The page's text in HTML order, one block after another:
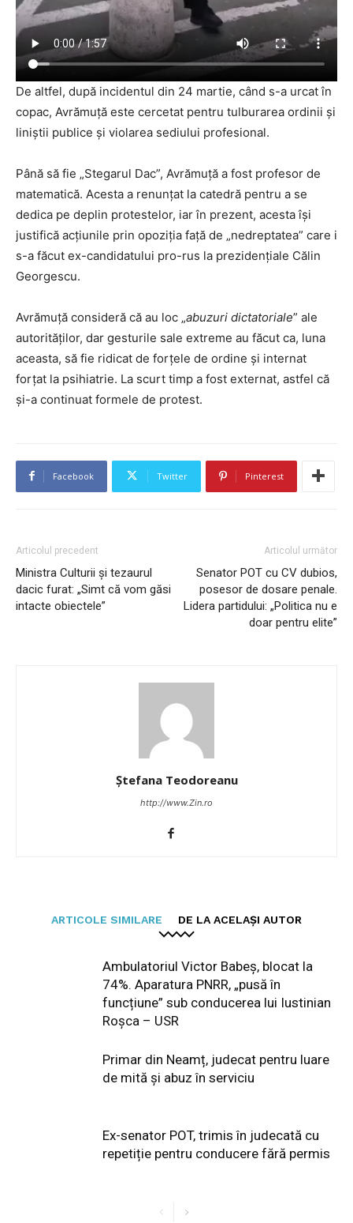
De altfel, după incidentul din 24 martie, când s-a urcat în
copac, Avrămuță este cercetat pentru tulburarea ordinii și
liniștii publice și violarea sediului profesional.
Până să fie „Stegarul Dac”, Avrămuță a fost profesor de
matematică. Acesta a renunțat la catedră pentru a se
dedica pe deplin protestelor, iar în prezent, acesta își
justifică acțiunile prin opoziția față de „nedreptatea” care i
s-a făcut ex-candidatului pro-rus la prezidențiale Călin
Georgescu.
Avrămuță consideră că au loc „abuzuri dictatoriale” ale
autorităților, dar gesturile sale extreme au făcut ca, luna
aceasta, să fie ridicat de forțele de ordine și internat
forțat la psihiatrie. La scurt timp a fost externat, astfel că
și-a continuat formele de protest.
Facebook Twitter Pinterest
Articolul precedent
Ministra Culturii și tezaurul
dacic furat: „Simt că vom găsi
intacte obiectele”
Articolul următor
Senator POT cu CV dubios,
posesor de dosare penale.
Lidera partidului: „Politica nu e
doar pentru elite”
Ștefana Teodoreanu
http://www.Zin.ro
ARTICOLE SIMILARE DE LA ACELAȘI AUTOR
Ambulatoriul Victor Babeș, blocat la
74%. Aparatura PNRR, „pusă în
funcțiune” sub conducerea lui Iustinian
Roșca – USR
Primar din Neamț, judecat pentru luare
de mită și abuz în serviciu
Ex-senator POT, trimis în judecată cu
repetiție pentru conducere fără permis